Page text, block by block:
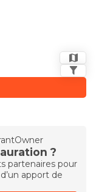
?
partenaires pour
apport de